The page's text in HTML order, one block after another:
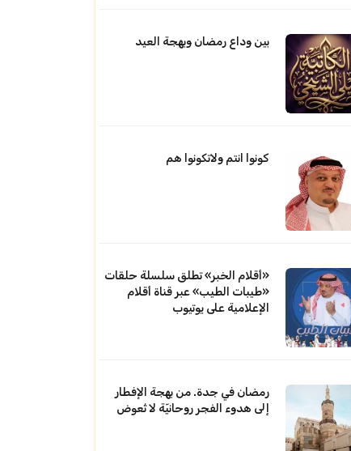
بين وداع رمضان وبهجة العيد
كونوا انتم ولاتكونوا هم
«أقلام الخبر» تطلق سلسلة حلقات
«طيبات الطيب» عبر قناة أقلام
الإعلامية على يوتيوب
رمضان في جدة. من بهجة الإفطار
إلى هدوء الفجر روحانيّة لا تُعوض